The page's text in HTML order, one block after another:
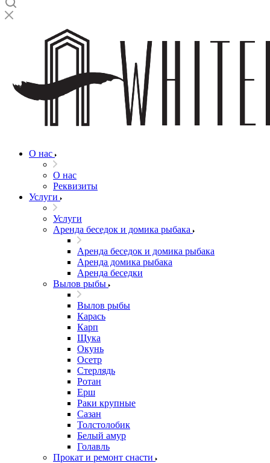
О нас
О нас
Реквизиты
Услуги
Услуги
Аренда беседок и домика рыбака
Аренда беседок и домика рыбака
Аренда домика рыбака
Аренда беседки
Вылов рыбы
Вылов рыбы
Карась
Карп
Щука
Окунь
Осетр
Стерлядь
Ротан
Ерш
Раки крупные
Сазан
Толстолобик
Белый амур
Голавль
Прокат и ремонт снасти